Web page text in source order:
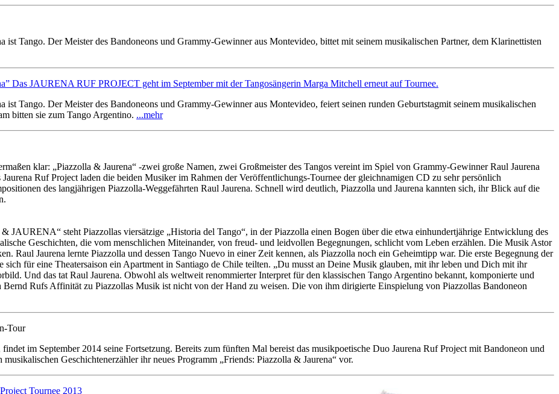
ist Tango. Der Meister des Bandoneons und Grammy-Gewinner aus Montevideo, bittet mit seinem musikalischen Partner, dem Klarinettisten
Das JAURENA RUF PROJECT geht im September mit der Tangosängerin Marga Mitchell erneut auf Tournee.
ist Tango. Der Meister des Bandoneons und Grammy-Gewinner aus Montevideo, feiert seinen runden Geburtstagmit seinem musikalischen
bitten sie zum Tango Argentino. ...mehr
klar: „Piazzolla & Jaurena“ -zwei große Namen, zwei Großmeister des Tangos vereint im Spiel von Grammy-Gewinner Raul Jaurena
Ruf Project laden die beiden Musiker im Rahmen der Veröffentlichungs-Tournee der gleichnamigen CD zu sehr persönlich
des langjährigen Piazzolla-Weggefährten Raul Jaurena. Schnell wird deutlich, Piazzolla und Jaurena kannten sich, ihr Blick auf die
JAURENA“ steht Piazzollas viersätzige „Historia del Tango“, in der Piazzolla einen Bogen über die etwa einhundertjährige Entwicklung des
Geschichten, die vom menschlichen Miteinander, von freud- und leidvollen Begegnungen, schlicht vom Leben erzählen. Die Musik Astor
Raul Jaurena lernte Piazzolla und dessen Tango Nuevo in einer Zeit kennen, als Piazzolla noch ein Geheimtipp war. Die erste Begegnung der
sich für eine Theatersaison ein Apartment in Santiago de Chile teilten. „Du musst an Deine Musik glauben, mit ihr leben und Dich mit ihr
Und das tat Raul Jaurena. Obwohl als weltweit renommierter Interpret für den klassischen Tango Argentino bekannt, komponierte und
Bernd Rufs Affinität zu Piazzollas Musik ist nicht von der Hand zu weisen. Die von ihm dirigierte Einspielung von Piazzollas Bandoneon
Tour
im September 2014 seine Fortsetzung. Bereits zum fünften Mal bereist das musikpoetische Duo Jaurena Ruf Project mit Bandoneon und
Geschichtenerzähler ihr neues Programm „Friends: Piazzolla & Jaurena“ vor.
Tournee 2013